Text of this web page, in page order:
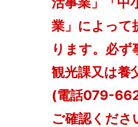
業」によって
ります。必ず
観光課又は養
(電話079-
ご確認くださ